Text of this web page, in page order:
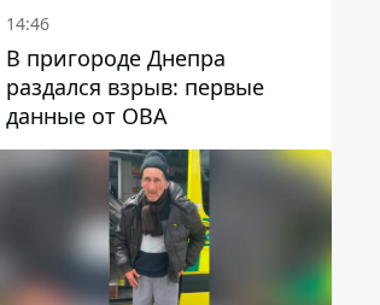
14:46
В пригороде Днепра
раздался взрыв: первые
данные от ОВА